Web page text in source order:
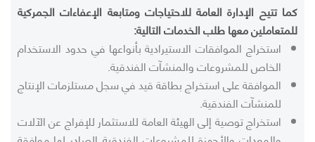
كما تتيح الإدارة العامة للاحتياجات ومتابعة الإعفاءات الجمركية
للمتعاملين معها طلب الخدمات التالية:
استخراج الموافقات الاستيرادية بأنواعها في حدود الاستخدام
الخاص للمشروعات والمنشآت الفندقية.
الموافقة على استخراج بطاقة قيد في سجل مستلزمات الإنتاج
للمنشآت الفندقية.
استخراج توصية إلى الهيئة العامة للاستثمار للإفراج عن الآلات